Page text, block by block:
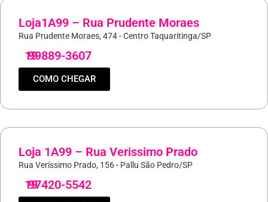
Loja1A99 – Rua Prudente Moraes
Rua Prudente Moraes, 474 - Centro Taquaritinga/SP
19
99889-3607
COMO CHEGAR
Loja 1A99 – Rua Verissimo Prado
Rua Veríssimo Prado, 156 - Pallu São Pedro/SP
19
97420-5542